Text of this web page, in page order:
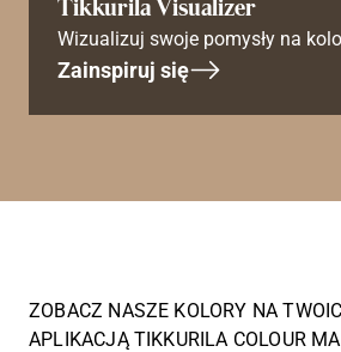
Tikkurila Visualizer
Wizualizuj swoje pomysły na
Zainspiruj się
ZOBACZ NASZE KOLORY NA
APLIKACJĄ TIKKURILA COLOUR